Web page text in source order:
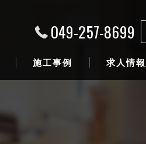
049-257-8699
施工事例 求人情報